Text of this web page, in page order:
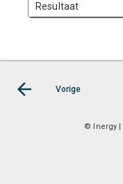
Resultaat
Vorige
© Inergy |